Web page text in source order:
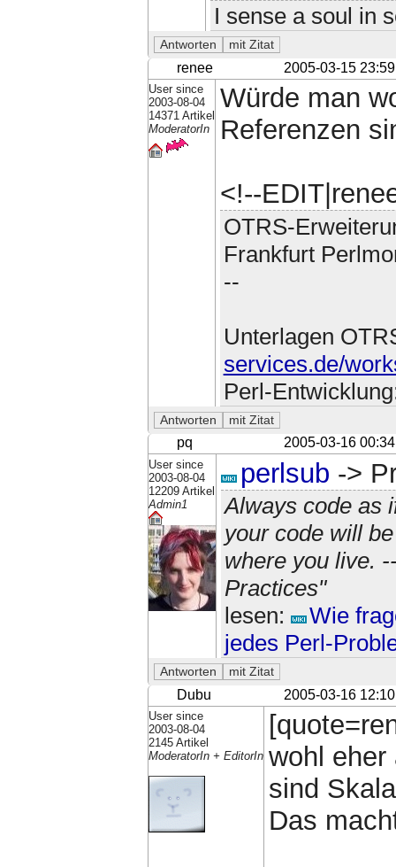
I sense a soul in
renee 2005-03-15 23:59
User since
2003-08-04
14371 Artikel
ModeratorIn
Würde man
Referenzen
<!--
OTRS-
Frankfurt
--
Unterlagen
services.de/
Perl-
pq 2005-03-16 00:34
User since
2003-08-04
12209 Artikel
Admin1
perlsub ->
Always code as
your code will
where you live.
Practices"
lesen:
Wie
jedes Perl-
Dubu 2005-03-16 12:10
User since
2003-08-04
2145 Artikel
ModeratorIn + EditorIn wohl eher
sind
Das